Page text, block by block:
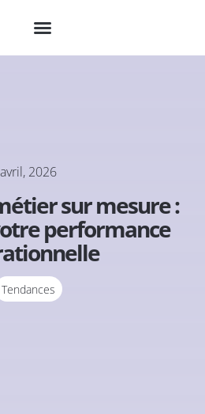
avril, 2026
sur mesure :
performance
Tendances